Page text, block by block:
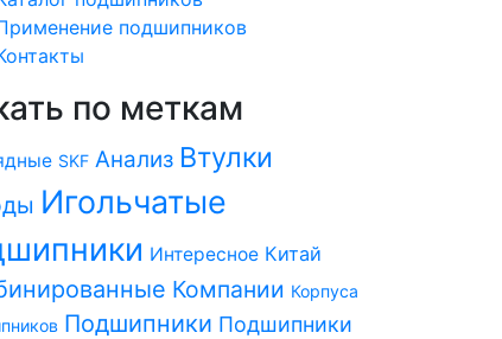
подшипников
по меткам
SKF Анализ Втулки
Игольчатые
Интересное Китай
Компании Корпуса
Подшипники Подшипники